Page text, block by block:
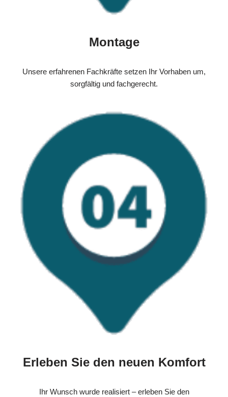
Montage
Unsere erfahrenen Fachkräfte setzen Ihr Vorhaben um,
sorgfältig und fachgerecht.
Erleben Sie den neuen Komfort
Ihr Wunsch wurde realisiert – erleben Sie den